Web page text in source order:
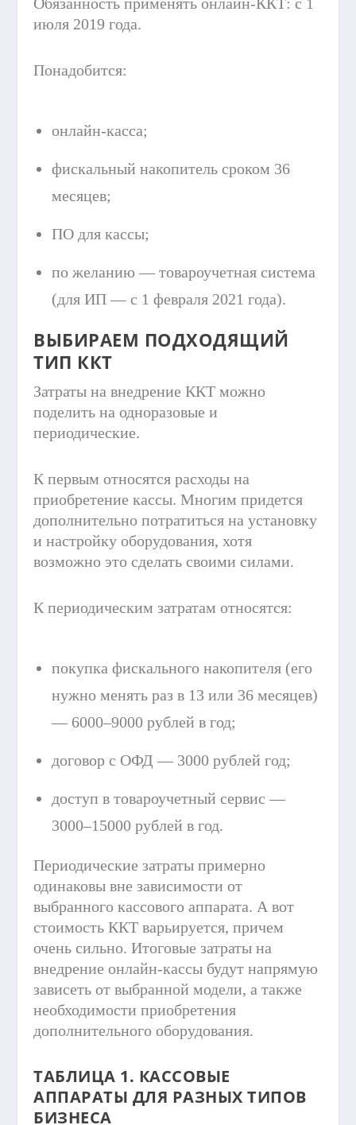
июля 2019 года.
Понадобится:
онлайн-касса;
фискальный накопитель сроком 36
месяцев;
ПО для кассы;
по желанию — товароучетная система
(для ИП — с 1 февраля 2021 года).
ВЫБИРАЕМ ПОДХОДЯЩИЙ
ТИП ККТ
Затраты на внедрение ККТ можно
поделить на одноразовые и
периодические.
К первым относятся расходы на
приобретение кассы. Многим придется
дополнительно потратиться на установку
и настройку оборудования, хотя
возможно это сделать своими силами.
К периодическим затратам относятся:
покупка фискального накопителя (его
нужно менять раз в 13 или 36 месяцев)
— 6000–9000 рублей в год;
договор с ОФД — 3000 рублей год;
доступ в товароучетный сервис —
3000–15000 рублей в год.
Периодические затраты примерно
одинаковы вне зависимости от
выбранного кассового аппарата. А вот
стоимость ККТ варьируется, причем
очень сильно. Итоговые затраты на
внедрение онлайн-кассы будут напрямую
зависеть от выбранной модели, а также
необходимости приобретения
дополнительного оборудования.
ТАБЛИЦА 1. КАССОВЫЕ
АППАРАТЫ ДЛЯ РАЗНЫХ ТИПОВ
БИЗНЕСА